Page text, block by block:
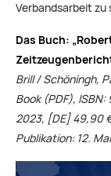
Verbandsarbeit zu
Das Buch:
Brill / Schöningh,
Book (PDF),
2023, [DE] 49,90
Publikation: 12.